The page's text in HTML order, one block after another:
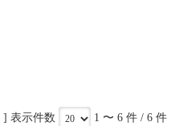
] 表示件数 1 〜 6 件 / 6 件